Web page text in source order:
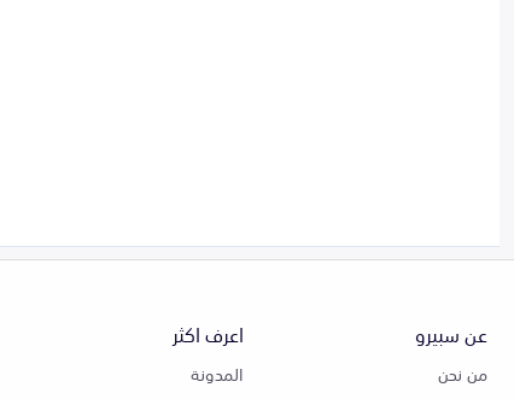
عن سبيرو
من نحن
اعرف اكثر
المدونة